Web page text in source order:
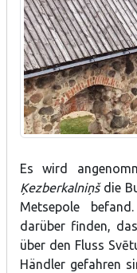
Es wird
Ķezberkalniņšdie
Metsepole
darüber finden,
über den Fluss
Händler gefahren